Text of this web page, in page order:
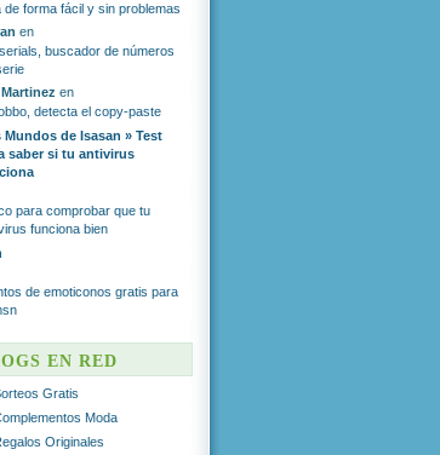
de forma fácil y sin problemas
en
buscador de números
en
detecta el copy-paste
Mundos de Isasan » Test
saber si tu antivirus
para comprobar que tu
funciona bien
de emoticonos gratis para
EN RED
Gratis
Moda
Originales